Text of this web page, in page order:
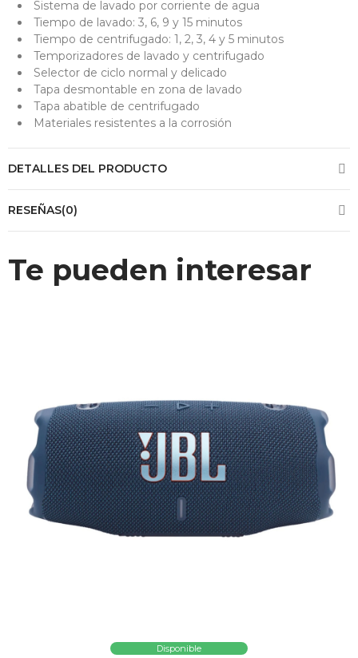
Sistema de lavado por corriente de agua
Tiempo de lavado: 3, 6, 9 y 15 minutos
Tiempo de centrifugado: 1, 2, 3, 4 y 5 minutos
Temporizadores de lavado y centrifugado
Selector de ciclo normal y delicado
Tapa desmontable en zona de lavado
Tapa abatible de centrifugado
Materiales resistentes a la corrosión
DETALLES DEL PRODUCTO
RESEÑAS(0)
Te pueden interesar
Disponible